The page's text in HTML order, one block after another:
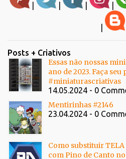
| | | |
Posts + Criativos
Essas não nossas
ano de 2023. Faça seu
#miniaturascriativas
14.05.2024 - 0
Mentirinhas #2146
23.04.2024 - 0
Como substituir TELA
com Pino de Canto